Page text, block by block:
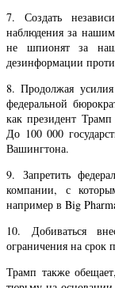
7. Создать
наблюдения за
не шпионят за
дезинформации
8. Продолжая
федеральной
как президент
До 100 000
Вашингтона.
9. Запретить
компании, с
например в Big
10. Добиваться
ограничения на срок
Трамп также